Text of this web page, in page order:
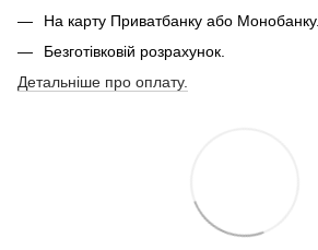
На карту Приватбанку або Монобанку.
Безготівковій розрахунок.
Детальніше про оплату.